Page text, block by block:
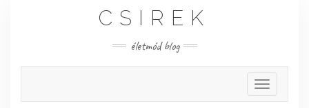
CSIREK
életmód blog
Toggle